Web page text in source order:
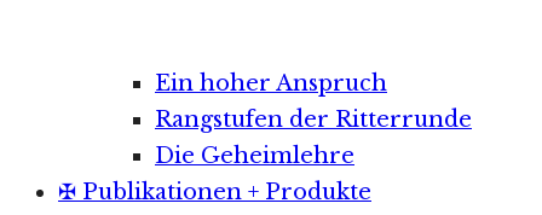
Ein hoher Anspruch
Rangstufen der Ritterrunde
Die Geheimlehre
✠ Publikationen + Produkte